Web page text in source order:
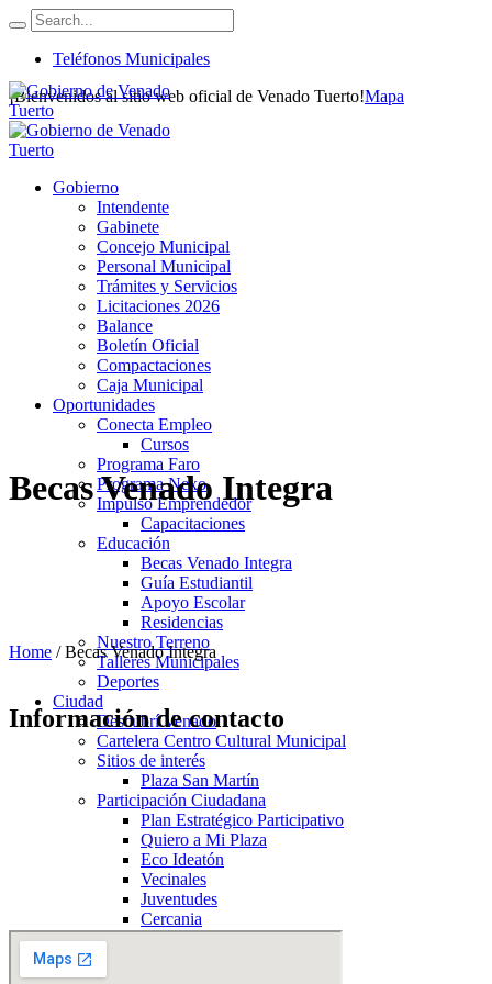
Teléfonos Municipales
¡Bienvenidos al sitio web oficial de Venado Tuerto!Mapa
Gobierno
Intendente
Gabinete
Concejo Municipal
Personal Municipal
Trámites y Servicios
Licitaciones 2026
Balance
Boletín Oficial
Compactaciones
Caja Municipal
Oportunidades
Conecta Empleo
Cursos
Programa Faro
Programa Nexo
Impulso Emprendedor
Capacitaciones
Educación
Becas Venado Integra
Guía Estudiantil
Apoyo Escolar
Residencias
Nuestro Terreno
Talleres Municipales
Deportes
Ciudad
Descubrí Venado
Cartelera Centro Cultural Municipal
Sitios de interés
Plaza San Martín
Participación Ciudadana
Plan Estratégico Participativo
Quiero a Mi Plaza
Eco Ideatón
Vecinales
Juventudes
Cercania
Objetivo Cierre Basural
Becas Venado Integra
Home /Becas Venado Integra
Información de contacto